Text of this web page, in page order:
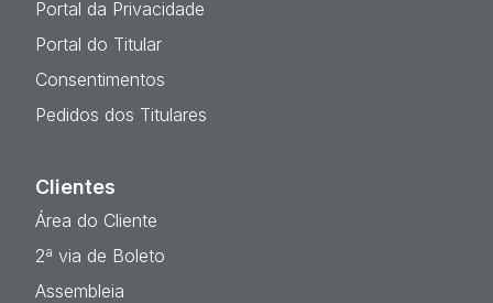
Portal da Privacidade
Portal do Titular
Consentimentos
Pedidos dos Titulares
Clientes
Área do Cliente
2ª via de Boleto
Assembleia